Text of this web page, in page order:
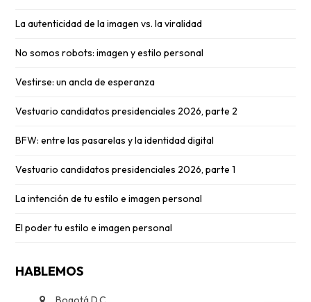
La autenticidad de la imagen vs. la viralidad
No somos robots: imagen y estilo personal
Vestirse: un ancla de esperanza
Vestuario candidatos presidenciales 2026, parte 2
BFW: entre las pasarelas y la identidad digital
Vestuario candidatos presidenciales 2026, parte 1
La intención de tu estilo e imagen personal
El poder tu estilo e imagen personal
HABLEMOS